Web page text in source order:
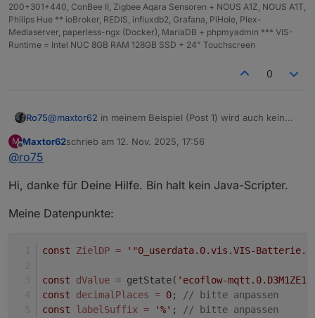
200+301+440, ConBee II, Zigbee Aqara Sensoren + NOUS A1Z, NOUS A1T,
Philips Hue ** ioBroker, REDIS, influxdb2, Grafana, PiHole, Plex-
Mediaserver, paperless-ngx (Docker), MariaDB + phpmyadmin *** VIS-
Runtime = Intel NUC 8GB RAM 128GB SSD + 24" Touchscreen
0
Ro75@maxtor62 in meinem Beispiel (Post 1) wird auch kein
einen bereits existierenden Datenpunkt verwiesen.
Ro75.
M
Offline
Maxtor62schrieb am 12. Nov. 2025, 17:56
zuletzt editiert von
@ro75
Hi, danke für Deine Hilfe. Bin halt kein Java-Scripter.
Meine Datenpunkte:
const ZielDP = '"0_userdata.0.vis.VIS-
const dValue = getState( 'ecoflow-
const
decimalPlaces = 0;
// bitte anpassen
const
labelSuffix = '%' ;
// bitte anpassen